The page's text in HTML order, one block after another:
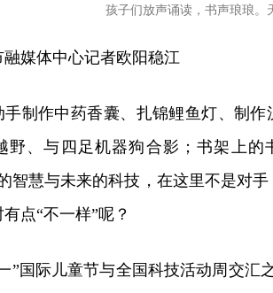
孩子们放声诵读，书声琅琅。
融媒体中心记者欧阳稳江
手制作中药香囊、扎锦鲤鱼灯、制
野、与四足机器狗合影；书架上的
智慧与未来的科技，在这里不是对
点“不一样”呢？
”国际儿童节与全国科技活动周交汇